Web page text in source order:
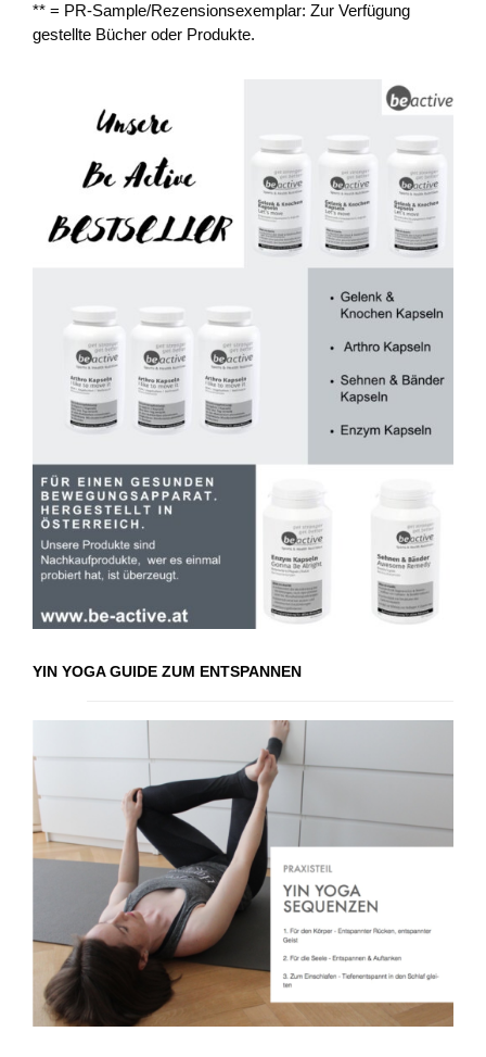
** = PR-Sample/Rezensionsexemplar: Zur Verfügung
gestellte Bücher oder Produkte.
YIN YOGA GUIDE ZUM ENTSPANNEN